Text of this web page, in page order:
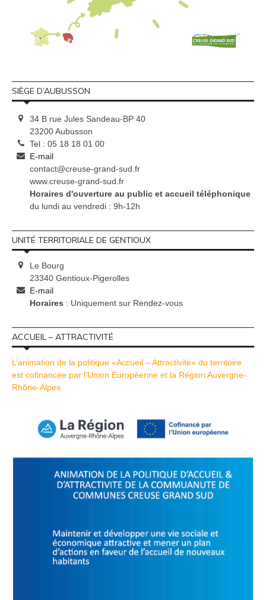
SIÈGE D’AUBUSSON
34 B rue Jules Sandeau-BP 40
23200 Aubusson
Tel : 05 18 18 01 00
E-mail
contact@creuse-grand-sud.fr
www.creuse-grand-sud.fr
Horaires d'ouverture au public et accueil téléphonique
du lundi au vendredi : 9h-12h
UNITÉ TERRITORIALE DE GENTIOUX
Le Bourg
23340 Gentioux-Pigerolles
E-mail
Horaires : Uniquement sur Rendez-vous
ACCUEIL – ATTRACTIVITÉ
L’animation de la politique «Accueil – Attractivité» du territoire
est cofinancée par l’Union Européenne et la Région Auvergne-
Rhône-Alpes